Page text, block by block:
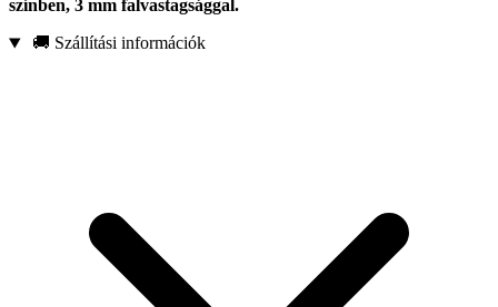
színben, 3 mm falvastagsággal.
🚚 Szállítási információk